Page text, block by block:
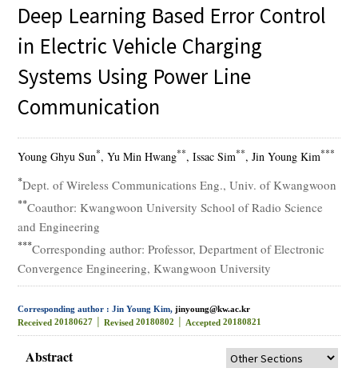
Deep Learning Based Error Control
in Electric Vehicle Charging
Systems Using Power Line
Communication
Young Ghyu Sun*, Yu Min Hwang**, Issac Sim**, Jin Young Kim***
*Dept. of Wireless Communications Eng., Univ. of Kwangwoon
**Coauthor: Kwangwoon University School of Radio Science
and Engineering
***Corresponding author: Professor, Department of Electronic
Convergence Engineering, Kwangwoon University
Corresponding author : Jin Young Kim,jinyoung@kw.ac.kr
Received 20180627 │Revised 20180802 │ Accepted 20180821
Abstract